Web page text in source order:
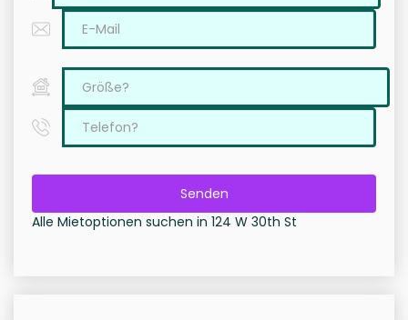
Senden
Alle Mietoptionen suchen in 124 W 30th St